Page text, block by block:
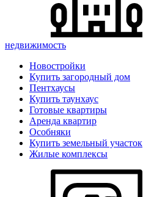
недвижимость
Новостройки
Купить загородный дом
Пентхаусы
Купить таунхаус
Готовые квартиры
Аренда квартир
Особняки
Купить земельный участок
Жилые комплексы